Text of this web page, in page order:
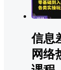
信息
网络